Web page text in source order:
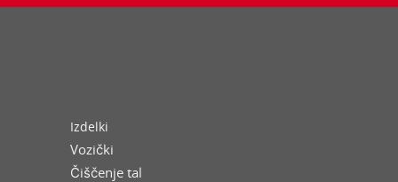
Izdelki
Vozički
Čiščenje tal